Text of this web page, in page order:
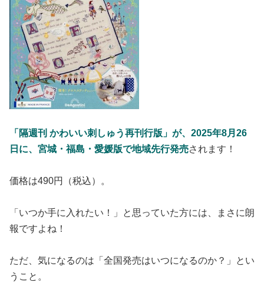
「隔週刊 かわいい刺しゅう再刊行版」が、2025年8月26
日に、宮城・福島・愛媛版で地域先行発売されます！
価格は490円（税込）。
「いつか手に入れたい！」と思っていた方には、まさに朗
報ですよね！
ただ、気になるのは「全国発売はいつになるのか？」とい
うこと。